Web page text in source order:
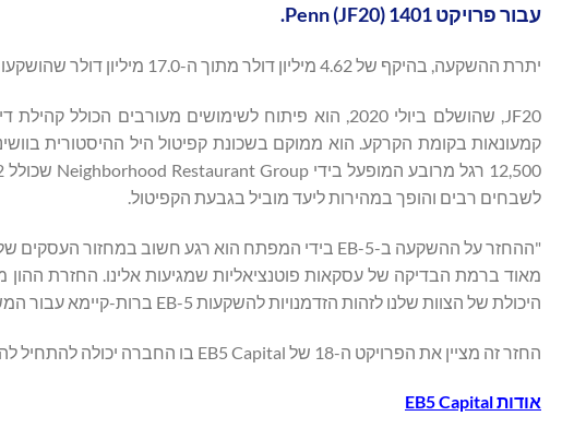
עבור פרויקט 1401 Penn (JF20).
יתרת ההשקעה, בהיקף של 4.62 מיליון דולר מתוך ה-17.0 מיליון דולר שהושקעו ב-EB-5, תישאר בפרויקט לצד מלווה בכיר חדש וספק הון מועדף.
לשבחים רבים והופך במהירות ליעד מוביל בגבעת הקפיטול.
מאוד ברמת הבדיקה של עסקאות פוטנציאליות שמגיעות אלינו. החזרת
היכולת של הצוות שלנו לזהות הזדמנויות להשקעות EB-5 ברות-קיימא עבור המשקיעים שלנו".
החזר זה מציין את הפרויקט ה-18 של EB5 Capital בו החברה יכולה להתחיל להחזיר כספים למשקיעים.
אודותEB5 Capital